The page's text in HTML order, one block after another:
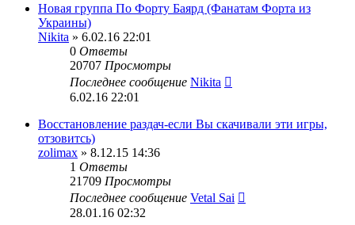
Новая группа По Форту Баярд (Фанатам Форта из
Украины)
Nikita » 6.02.16 22:01
0 Ответы
20707 Просмотры
Последнее сообщение Nikita
6.02.16 22:01
Восстановление раздач-если Вы скачивали эти игры,
отзовитсь)
zolimax » 8.12.15 14:36
1 Ответы
21709 Просмотры
Последнее сообщение Vetal Sai
28.01.16 02:32